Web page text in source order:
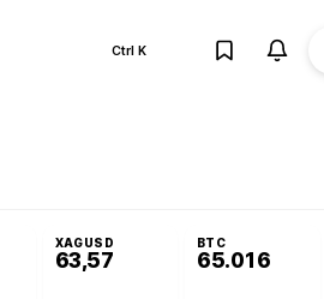
Ctrl K
XAGUSD
63,57
BTC
65.016